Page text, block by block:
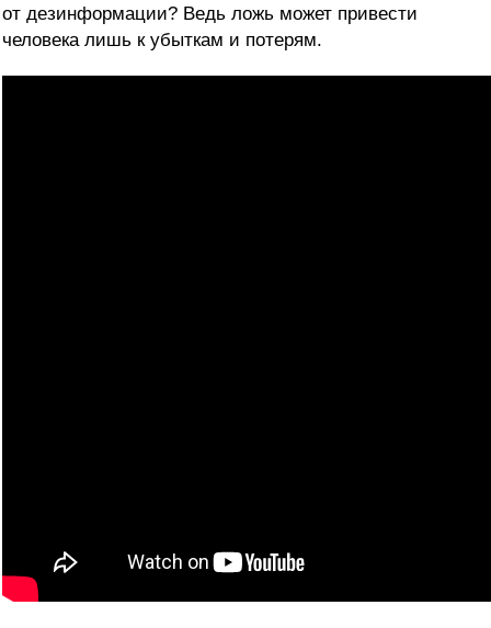
от дезинформации? Ведь ложь может привести
человека лишь к убыткам и потерям.